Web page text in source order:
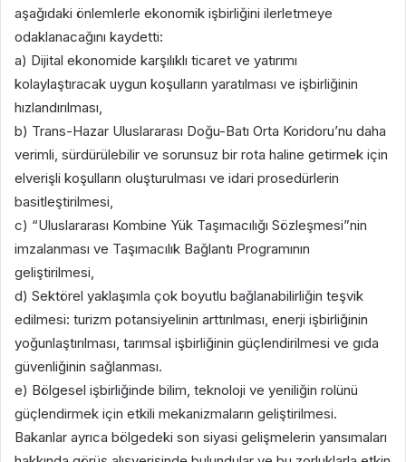
aşağıdaki önlemlerle ekonomik işbirliğini ilerletmeye
odaklanacağını kaydetti:
a) Dijital ekonomide karşılıklı ticaret ve yatırımı
kolaylaştıracak uygun koşulların yaratılması ve işbirliğinin
hızlandırılması,
b) Trans-Hazar Uluslararası Doğu-Batı Orta Koridoru’nu daha
verimli, sürdürülebilir ve sorunsuz bir rota haline getirmek için
elverişli koşulların oluşturulması ve idari prosedürlerin
basitleştirilmesi,
c) “Uluslararası Kombine Yük Taşımacılığı Sözleşmesi”nin
imzalanması ve Taşımacılık Bağlantı Programının
geliştirilmesi,
d) Sektörel yaklaşımla çok boyutlu bağlanabilirliğin teşvik
edilmesi: turizm potansiyelinin arttırılması, enerji işbirliğinin
yoğunlaştırılması, tarımsal işbirliğinin güçlendirilmesi ve gıda
güvenliğinin sağlanması.
e) Bölgesel işbirliğinde bilim, teknoloji ve yeniliğin rolünü
güçlendirmek için etkili mekanizmaların geliştirilmesi.
Bakanlar ayrıca bölgedeki son siyasi gelişmelerin yansımaları